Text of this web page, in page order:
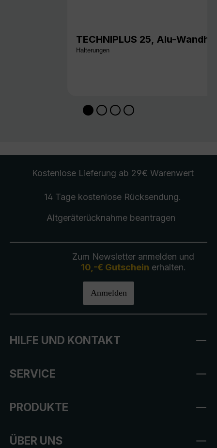
TECHNIPLUS 25, Alu-
Halterungen
Kostenlose Lieferung ab 29€ Warenwert
14 Tage kostenlose Rücksendung.
Altgeräterücknahmebeantragen
Zum Newsletter anmelden und
10,-€ Gutschein erhalten.
Anmelden
HILFE UND KONTAKT
SERVICE
PRODUKTE
ÜBER UNS